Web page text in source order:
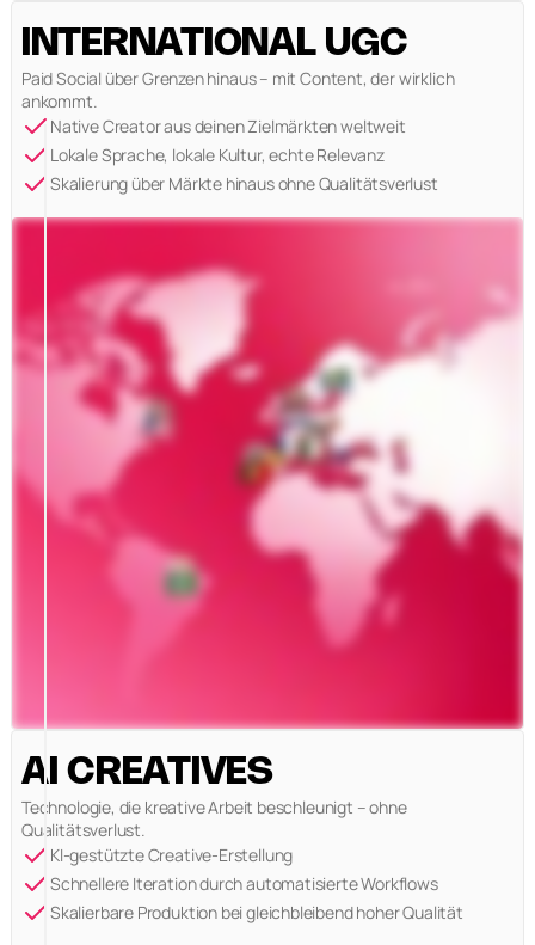
INTERNATIONAL UGC
Paid Social über Grenzen hinaus – mit Content, der wirklich
ankommt.
Native Creator aus deinen Zielmärkten weltweit
Lokale Sprache, lokale Kultur, echte Relevanz
Skalierung über Märkte hinaus ohne Qualitätsverlust
AI CREATIVES
Technologie, die kreative Arbeit beschleunigt – ohne
Qualitätsverlust.
KI-gestützte Creative-Erstellung
Schnellere Iteration durch automatisierte Workflows
Skalierbare Produktion bei gleichbleibend hoher Qualität